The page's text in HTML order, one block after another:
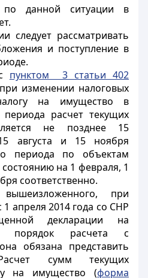
данной ситуации в
следует рассматривать
и поступление в
пунктом 3 статьи 402
изменении налоговых
на имущество в
периода расчет текущих
не позднее 15
августа и 15 ноября
периода по объектам
на 1 февраля, 1
соответственно.
при
апреля 2014 года со СНР
декларации на
порядок расчета с
обязана представить
сумм текущих
на имущество (форма